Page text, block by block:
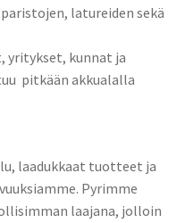
latureiden sekä
yritykset, kunnat ja
pitkään akkualalla
laadukkaat tuotteet ja
Pyrimme
laajana, jolloin